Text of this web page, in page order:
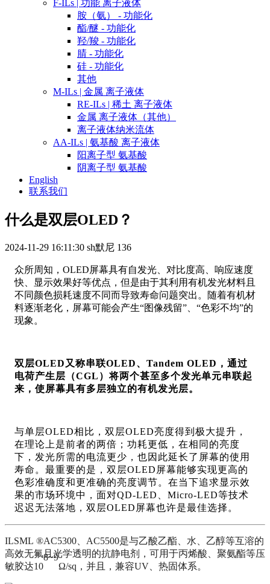
F-ILs | 功能 离子液体
胺（氨） - 功能化
酯/醚 - 功能化
羟/羧 - 功能化
腈 - 功能化
硅 - 功能化
其他
M-ILs | 金属 离子液体
RE-ILs | 稀土 离子液体
金属 离子液体（其他）
离子液体纳米流体
AA-ILs | 氨基酸 离子液体
阳离子型 氨基酸
阴离子型 氨基酸
English
联系我们
什么是双层OLED？
2024-11-29 16:11:30 sh默尼 136
众所周知，OLED屏幕具有自发光、对比度高、响应速度
快、显示效果好等优点，但是由于其利用有机发光材料且
不同颜色损耗速度不同而导致寿命问题突出。随着有机材
料逐渐老化，屏幕可能会产生“图像残留”、“色彩不均”的
现象。
双层OLED又称串联OLED、Tandem OLED，通过
电荷产生层（CGL）将两个甚至多个发光单元串联起
来，使屏幕具有多层独立的有机发光层。
与单层OLED相比，双层OLED亮度得到极大提升，
在理论上是前者的两倍；功耗更低，在相同的亮度
下，发光所需的电流更少，也因此延长了屏幕的使用
寿命。最重要的是，双层OLED屏幕能够实现更高的
色彩准确度和更准确的亮度调节。在当下追求显示效
果的市场环境中，面对QD-LED、Micro-LED等技术
迟迟无法落地，双层OLED屏幕也许是最佳选择。
ILSML ®AC5300、AC5500是与乙酸乙酯、水、乙醇等互溶的
高效无氟且光学透明的抗静电剂，可用于丙烯酸、聚氨酯等压
敏胶达10
8~9
Ω/sq，并且，兼容UV、热固体系。